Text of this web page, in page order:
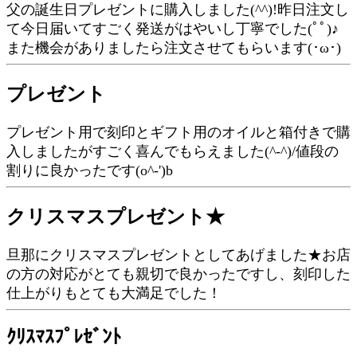
父の誕生日プレゼントに購入しました(^^)!昨日注文し
て今日届いてすごく発送がはやいし丁寧でした(ﾟﾟ)♪
また機会がありましたら注文させてもらいます(･ω･)
プレゼント
プレゼント用で刻印とギフト用のオイルと箱付きで購
入しましたがすごく喜んでもらえました(^-^)/値段の
割りに良かったです(o^-')b
クリスマスプレゼント★
旦那にクリスマスプレゼントとしてあげました★お店
の方の対応がとても親切で良かったですし、刻印した
仕上がりもとても大満足でした！
ｸﾘｽﾏｽﾌﾟﾚｾﾞﾝﾄ